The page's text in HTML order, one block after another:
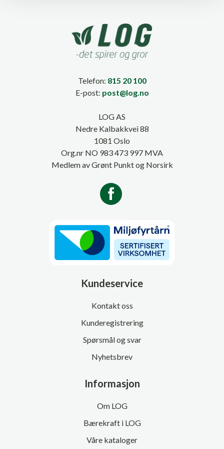
Telefon: 815 20 100
E-post: post@log.no
LOG AS
Nedre Kalbakkvei 88
1081 Oslo
Org.nr NO 983 473 997 MVA
Medlem av Grønt Punkt og Norsirk
Kundeservice
Kontakt oss
Kunderegistrering
Spørsmål og svar
Nyhetsbrev
Informasjon
Om LOG
Bærekraft i LOG
Våre kataloger